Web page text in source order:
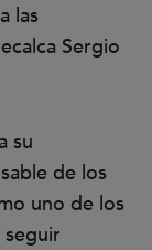
las
Sergio
su
de los
uno de los